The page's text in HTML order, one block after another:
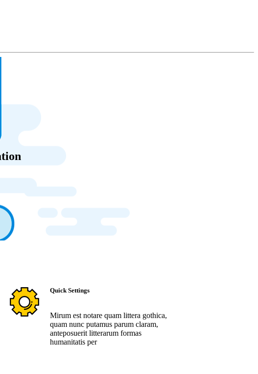
Quick Settings
Mirum est notare quam littera gothica,
quam nunc putamus parum claram,
anteposuerit litterarum formas
humanitatis per